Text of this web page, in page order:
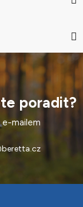
poradit?
mailem